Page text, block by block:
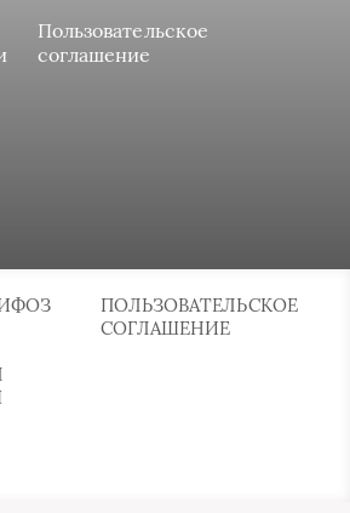
Пользовательское
соглашение
ПОЛЬЗОВАТЕЛЬСКОЕ
СОГЛАШЕНИЕ